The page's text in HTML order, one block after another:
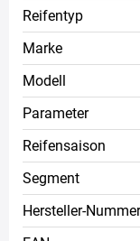
Reifentyp
Marke
Modell
Parameter
Reifensaison
Segment
Hersteller-Nummer